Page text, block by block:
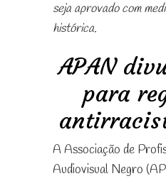
seja aprovado com
histórica.
APAN
para
A Associação de
Audiovisual Negro